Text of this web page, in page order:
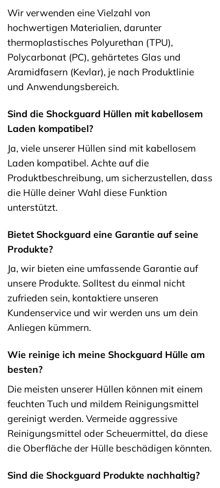
Wir verwenden eine Vielzahl von
hochwertigen Materialien, darunter
thermoplastisches Polyurethan (TPU),
Polycarbonat (PC), gehärtetes Glas und
Aramidfasern (Kevlar), je nach Produktlinie
und Anwendungsbereich.
Sind die Shockguard Hüllen mit kabellosem
Laden kompatibel?
Ja, viele unserer Hüllen sind mit kabellosem
Laden kompatibel. Achte auf die
Produktbeschreibung, um sicherzustellen, dass
die Hülle deiner Wahl diese Funktion
unterstützt.
Bietet Shockguard eine Garantie auf seine
Produkte?
Ja, wir bieten eine umfassende Garantie auf
unsere Produkte. Solltest du einmal nicht
zufrieden sein, kontaktiere unseren
Kundenservice und wir werden uns um dein
Anliegen kümmern.
Wie reinige ich meine Shockguard Hülle am
besten?
Die meisten unserer Hüllen können mit einem
feuchten Tuch und mildem Reinigungsmittel
gereinigt werden. Vermeide aggressive
Reinigungsmittel oder Scheuermittel, da diese
die Oberfläche der Hülle beschädigen könnten.
Sind die Shockguard Produkte nachhaltig?